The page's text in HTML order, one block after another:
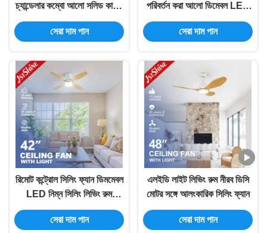
চ্যান্ডেলার কম্বো আলো সলিড কাঠের
ব্লেড
সেরা দাম পান
পরিবর্তন করা আলো ডিমেবল LED
ইন্ডোর সিলিং ফ্যান
সেরা দাম পান
রিমোট কন্ট্রোল সিলিং ফ্যান ডিমমেবল
LED নিম্ন সিলিং লিভিং রুম
আধুনিক
সেরা দাম পান
এলইডি লাইট লিভিং রুম নীরব ডিসি
মোটর সঙ্গে আলংকারিক সিলিং ফ্যান
সেরা দাম পান